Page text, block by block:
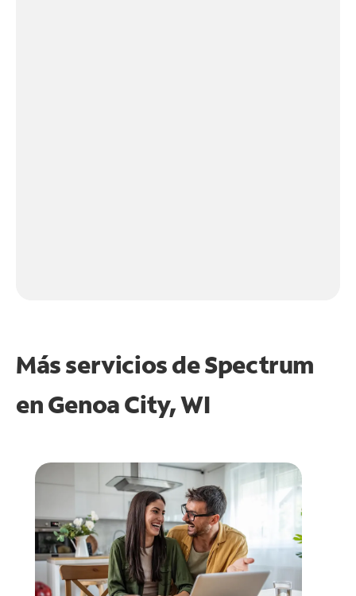
Más servicios de Spectrum
enGenoa City, WI